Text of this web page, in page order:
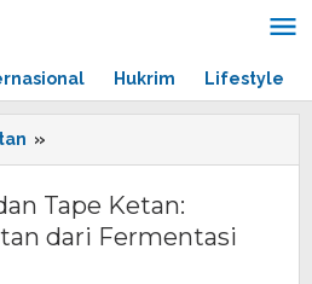
Hukrim Lifestyle
»
Singkong
Tape
Ketan:
Tape Ketan:
dari Fermentasi